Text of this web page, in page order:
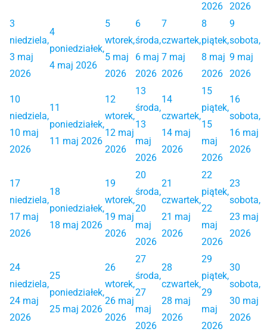
2026 2026
3
niedziela,
3 maj
2026
4
poniedziałek,
4 maj 2026
5
wtorek,
5 maj
2026
6
środa,
6 maj
2026
7
czwartek,
7 maj
2026
8
piątek,
8 maj
2026
9
sobota,
9 maj
2026
10
niedziela,
10 maj
2026
11
poniedziałek,
11 maj 2026
12
wtorek,
12 maj
2026
13
środa,
13
maj
2026
14
czwartek,
14 maj
2026
15
piątek,
15
maj
2026
16
sobota,
16 maj
2026
17
niedziela,
17 maj
2026
18
poniedziałek,
18 maj 2026
19
wtorek,
19 maj
2026
20
środa,
20
maj
2026
21
czwartek,
21 maj
2026
22
piątek,
22
maj
2026
23
sobota,
23 maj
2026
24
niedziela,
24 maj
2026
25
poniedziałek,
25 maj 2026
26
wtorek,
26 maj
2026
27
środa,
27
maj
2026
28
czwartek,
28 maj
2026
29
piątek,
29
maj
2026
30
sobota,
30 maj
2026